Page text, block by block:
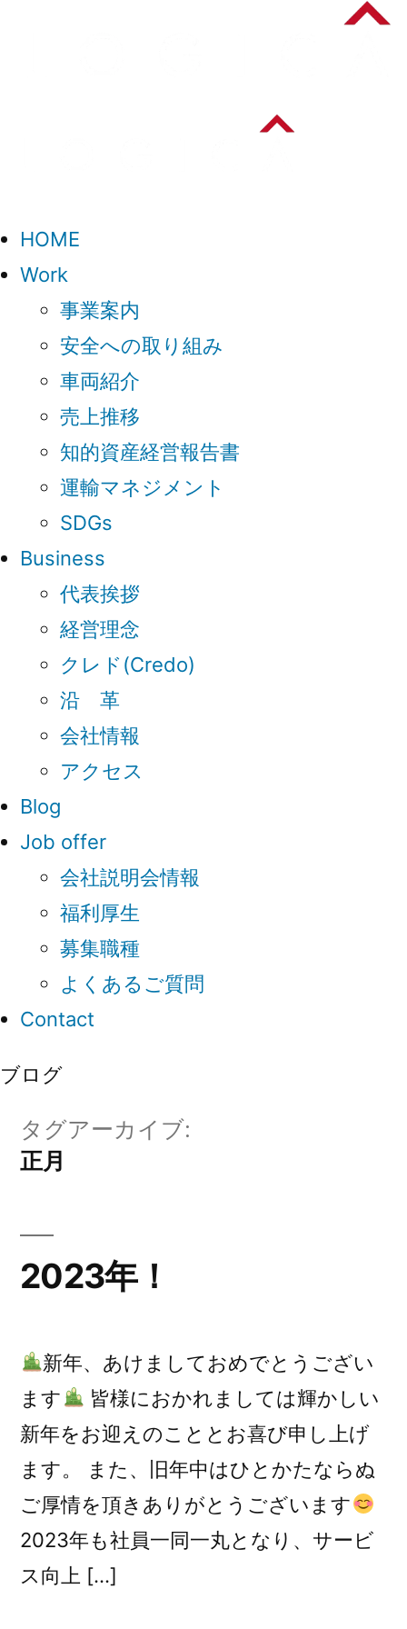
HOME
Work
事業案内
安全への取り組み
車両紹介
売上推移
知的資産経営報告書
運輸マネジメント
SDGs
Business
代表挨拶
経営理念
クレド(Credo)
沿 革
会社情報
アクセス
Blog
Job offer
会社説明会情報
福利厚生
募集職種
よくあるご質問
Contact
ブログ
タグアーカイブ:
正月
2023年！
新年、あけましておめでとうござい
ます
皆様におかれましては輝かしい
新年をお迎えのこととお喜び申し上げ
ます。 また、旧年中はひとかたならぬ
ご厚情を頂きありがとうございます
2023年も社員一同一丸となり、サービ
ス向上 […]